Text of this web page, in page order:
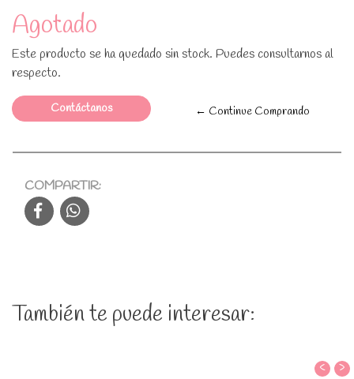
Agotado
Este producto se ha quedado sin stock. Puedes consultarnos al
respecto.
Contáctanos ← Continue Comprando
COMPARTIR:
También te puede interesar:
‹ ›